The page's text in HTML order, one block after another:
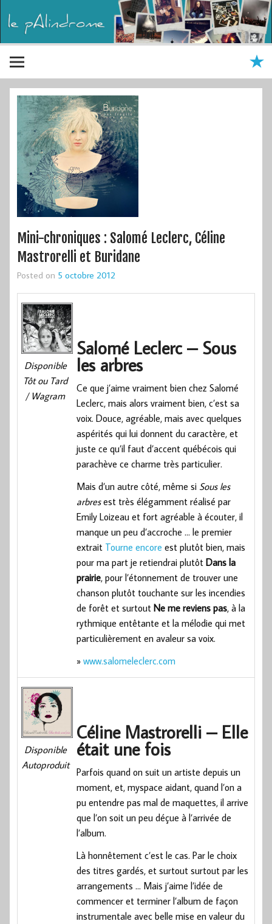
Mini-chroniques : Salomé Leclerc, Céline
Mastrorelli et Buridane
Posted on 5 octobre 2012
Disponible
Tôt ou Tard
/ Wagram
Salomé Leclerc – Sous
les arbres
Ce que j’aime vraiment bien chez Salomé
Leclerc, mais alors vraiment bien, c’est sa
voix. Douce, agréable, mais avec quelques
aspérités qui lui donnent du caractère, et
juste ce qu’il faut d’accent québécois qui
parachève ce charme très particulier.
Mais d’un autre côté, même si Sous les
arbresest très élégamment réalisé par
Emily Loizeau et fort agréable à écouter, il
manque un peu d’accroche … le premier
extrait Tourne encore est plutôt bien, mais
pour ma part je retiendrai plutôtDans la
prairie, pour l’étonnement de trouver une
chanson plutôt touchante sur les incendies
de forêt et surtoutNe me reviens pas, à la
rythmique entêtante et la mélodie qui met
particulièrement en avaleur sa voix.
»www.salomeleclerc.com
Disponible
Autoproduit
Céline Mastrorelli – Elle
était une fois
Parfois quand on suit un artiste depuis un
moment, et, myspace aidant, quand l’on a
pu entendre pas mal de maquettes, il arrive
que l’on soit un peu déçue à l’arrivée de
l’album.
Là honnêtement c’est le cas. Par le choix
des titres gardés, et surtout surtout par les
arrangements … Mais j’aime l’idée de
commencer et terminer l’album de façon
instrumentale avec belle mise en valeur du